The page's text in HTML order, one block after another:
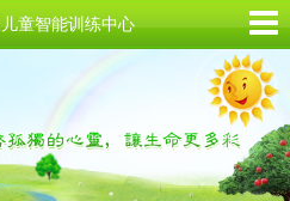
童智能训练中心